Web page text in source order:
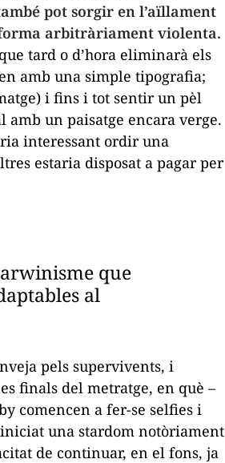
pot sorgir en l’aïllament
arbitràriament violenta.
tard o d’hora eliminarà els
amb una simple tipografia;
i fins i tot sentir un pèl
amb un paisatge encara verge.
interessant ordir una
estaria disposat a pagar per
que
al
pels supervivents, i
finals del metratge, en què –
comencen a fer-se selfies i
una stardom notòriament
de continuar, en el fons, ja